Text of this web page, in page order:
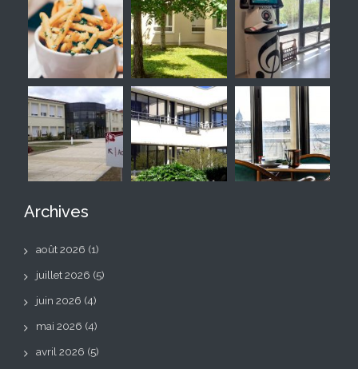
Archives
août 2026 (1)
juillet 2026 (5)
juin 2026 (4)
mai 2026 (4)
avril 2026 (5)